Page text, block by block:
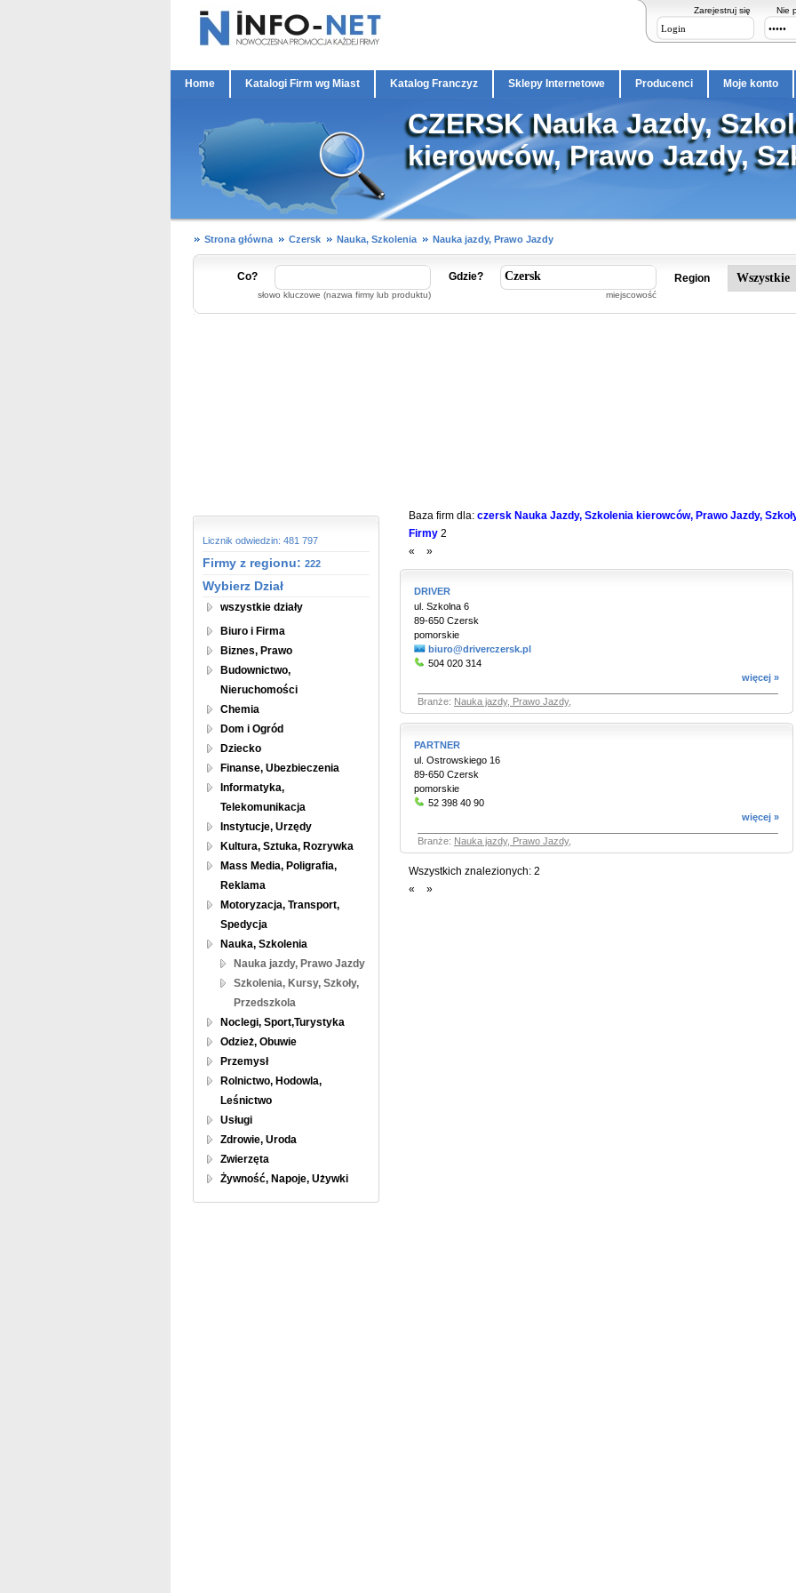
Zarejestruj się Nie
Home Katalogi Firm wg Miast Katalog Franczyz Sklepy Internetowe Producenci Moje konto
CZERSK Nauka Jazdy,
kierowców, Prawo Jazdy,
Strona główna Czersk Nauka, Szkolenia Nauka jazdy, Prawo Jazdy
Co?
słowo kluczowe (nazwa firmy lub produktu)
Gdzie?
miejscowość
Region
Licznik odwiedzin: 481 797
Firmy z regionu: 222
Wybierz Dział
wszystkie działy
Biuro i Firma
Biznes, Prawo
Budownictwo,
Nieruchomości
Chemia
Dom i Ogród
Dziecko
Finanse, Ubezbieczenia
Informatyka,
Telekomunikacja
Instytucje, Urzędy
Kultura, Sztuka, Rozrywka
Mass Media, Poligrafia,
Reklama
Motoryzacja, Transport,
Spedycja
Nauka, Szkolenia
Nauka jazdy, Prawo Jazdy
Szkolenia, Kursy, Szkoły,
Przedszkola
Noclegi, Sport,Turystyka
Odzież, Obuwie
Przemysł
Rolnictwo, Hodowla,
Leśnictwo
Usługi
Zdrowie, Uroda
Zwierzęta
Żywność, Napoje, Używki
Baza firm dla: czersk Nauka Jazdy, Szkolenia kierowców, Prawo Jazdy,
Firmy 2
«
»
DRIVER
ul. Szkolna 6
89-650 Czersk
pomorskie
biuro@driverczersk.pl
504 020 314
więcej »
Branże: Nauka jazdy, Prawo Jazdy,
PARTNER
ul. Ostrowskiego 16
89-650 Czersk
pomorskie
52 398 40 90
więcej »
Branże: Nauka jazdy, Prawo Jazdy,
Wszystkich znalezionych: 2
«
»